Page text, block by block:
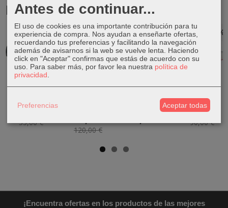
Productos Relacionados
-37 %
Bota Fútbol
Puma Ultra
34,90 €
55,00 €
-10 %
Senderismo
120,00 €
Puma RUN
-22 %
Adidas
AvaFlash...
69,90 €
90,00 €
¡Encuentra ofertas en los productos de las mejores
Antes de continuar...
El uso de cookies es una importante contribución para tu
experiencia de compra. Nos ayudan a enseñarte ofertas,
recuerdando tus preferencias y facilitando la navegación
además de avisarnos si la web se vuelve lenta. Haciendo
click en "Aceptar" confirmas que estás de acuerdo con su
uso. Para saber más, por favor lea nuestra política de
privacidad
Preferencias Aceptar todas